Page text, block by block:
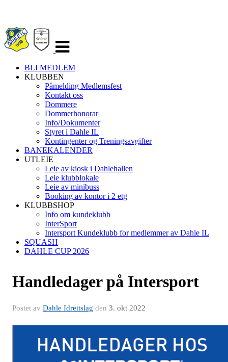
navigasjon
BLI MEDLEM
KLUBBEN
Påmelding Medlemsfest
Kontakt oss
Dommere
Dommerhonorar
Info/Dokumenter
Styret i Dahle IL
Kontingenter og Treningsavgifter
BANEKALENDER
UTLEIE
Leie av kiosk i Dahlehallen
Leie klubblokale
Leie av minibuss
Booking av kontor i 2 etg
KLUBBSHOP
Info om kundeklubb
InterSport
Intersport Kundeklubb for medlemmer av Dahle IL
SQUASH
DAHLE CUP 2026
Handledager på Intersport
Postet av Dahle Idrettslag den 3. okt 2022